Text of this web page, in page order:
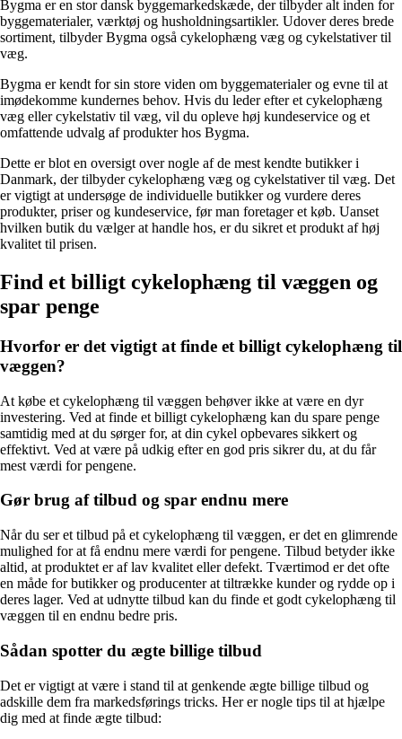
Bygma er en stor dansk byggemarkedskæde, der tilbyder alt inden for
byggematerialer, værktøj og husholdningsartikler. Udover deres brede
sortiment, tilbyder Bygma også cykelophæng væg og cykelstativer til
væg.
Bygma er kendt for sin store viden om byggematerialer og evne til at
imødekomme kundernes behov. Hvis du leder efter et cykelophæng
væg eller cykelstativ til væg, vil du opleve høj kundeservice og et
omfattende udvalg af produkter hos Bygma.
Dette er blot en oversigt over nogle af de mest kendte butikker i
Danmark, der tilbyder cykelophæng væg og cykelstativer til væg. Det
er vigtigt at undersøge de individuelle butikker og vurdere deres
produkter, priser og kundeservice, før man foretager et køb. Uanset
hvilken butik du vælger at handle hos, er du sikret et produkt af høj
kvalitet til prisen.
Find et billigt cykelophæng til væggen og
spar penge
Hvorfor er det vigtigt at finde et billigt cykelophæng til
væggen?
At købe et cykelophæng til væggen behøver ikke at være en dyr
investering. Ved at finde et billigt cykelophæng kan du spare penge
samtidig med at du sørger for, at din cykel opbevares sikkert og
effektivt. Ved at være på udkig efter en god pris sikrer du, at du får
mest værdi for pengene.
Gør brug af tilbud og spar endnu mere
Når du ser et tilbud på et cykelophæng til væggen, er det en glimrende
mulighed for at få endnu mere værdi for pengene. Tilbud betyder ikke
altid, at produktet er af lav kvalitet eller defekt. Tværtimod er det ofte
en måde for butikker og producenter at tiltrække kunder og rydde op i
deres lager. Ved at udnytte tilbud kan du finde et godt cykelophæng til
væggen til en endnu bedre pris.
Sådan spotter du ægte billige tilbud
Det er vigtigt at være i stand til at genkende ægte billige tilbud og
adskille dem fra markedsførings tricks. Her er nogle tips til at hjælpe
dig med at finde ægte tilbud: